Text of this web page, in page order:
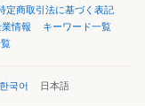
定商取引法に基づく表記
業情報
キーワード一覧
한국어 日本語